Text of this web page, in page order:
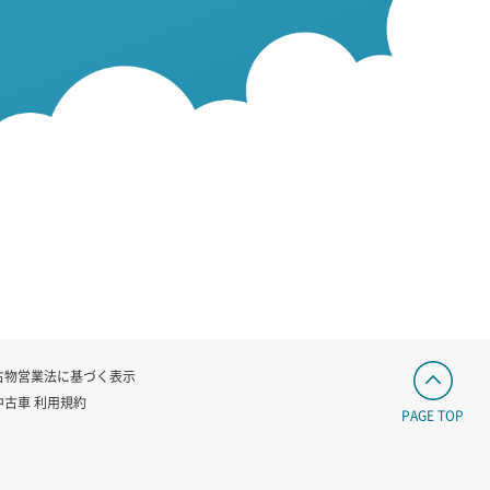
物営業法に基づく表示
古車 利用規約
PAGE TOP